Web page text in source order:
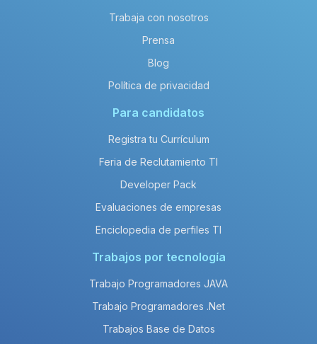
Trabaja con nosotros
Prensa
Blog
Política de privacidad
Para candidatos
Registra tu Currículum
Feria de Reclutamiento TI
Developer Pack
Evaluaciones de empresas
Enciclopedia de perfiles TI
Trabajos por tecnología
Trabajo Programadores JAVA
Trabajo Programadores .Net
Trabajos Base de Datos